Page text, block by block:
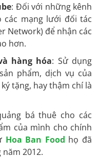
: Đối với những kênh
các mạng lưới đối tác
Network) để nhận các
hơn.
hàng hóa: Sử dụng
phẩm, dịch vụ của
tặng, hay thậm chí là
bá thuê cho các
của mình cho chính
Hoa Ban Food họ đã
2012.